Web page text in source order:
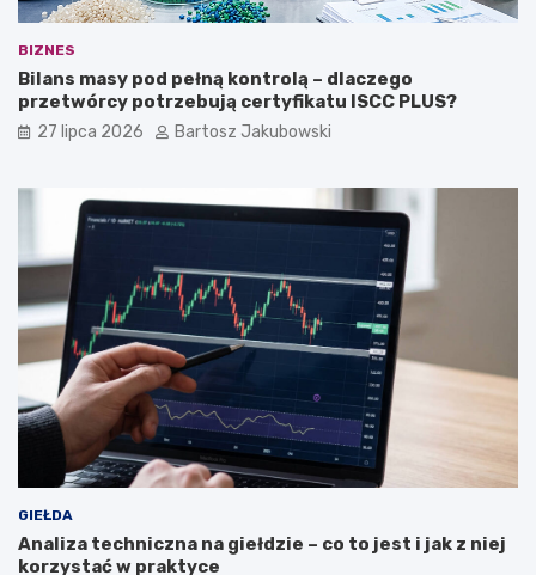
BIZNES
Bilans masy pod pełną kontrolą – dlaczego
przetwórcy potrzebują certyfikatu ISCC PLUS?
27 lipca 2026 Bartosz Jakubowski
GIEŁDA
Analiza techniczna na giełdzie – co to jest i jak z niej
korzystać w praktyce